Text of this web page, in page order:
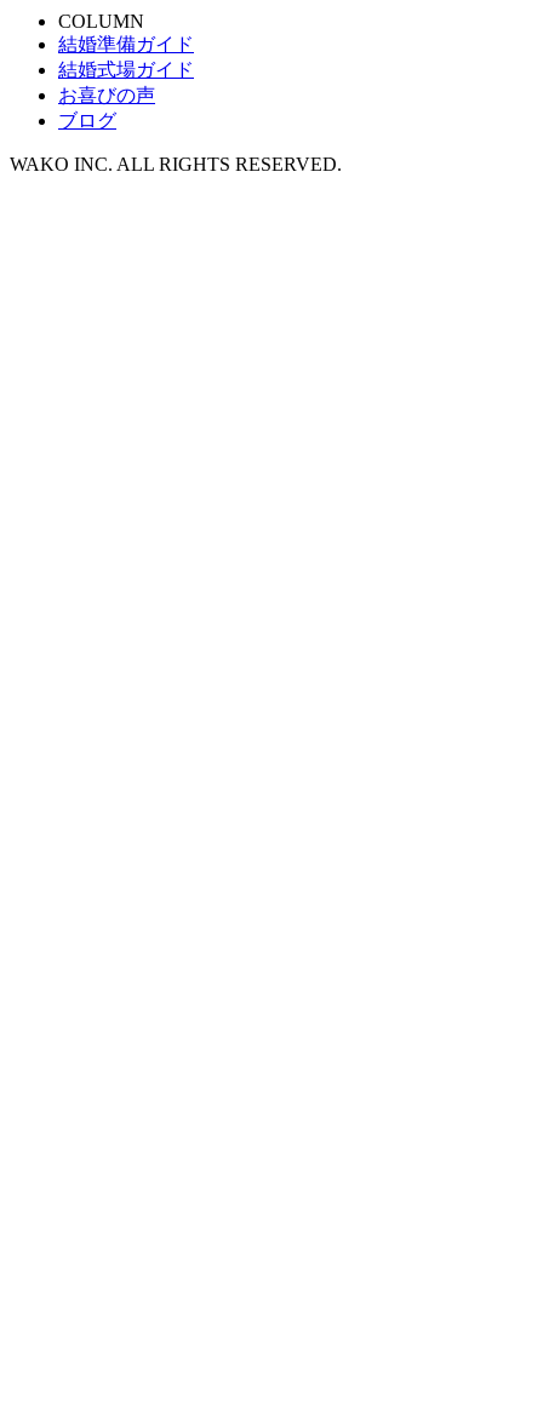
COLUMN
結婚準備ガイド
結婚式場ガイド
お喜びの声
ブログ
WAKO INC. ALL RIGHTS RESERVED.